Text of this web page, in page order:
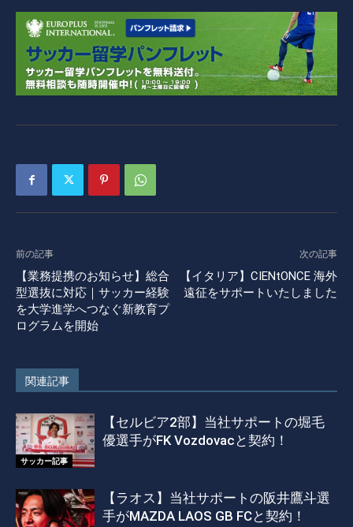
前の記事
【業務提携のお知らせ】総合
型選抜に対応｜サッカー経験
を大学進学へつなぐ新教育プ
ログラムを開始
次の記事
【イタリア】CIENtONCE 海外
遠征をサポートいたしました
関連記事
サッカー記事
【セルビア2部】当社サポートの堀毛
優選手がFK Vozdovacと契約！
【ラオス】当社サポートの阪井鷹斗選
手がMAZDA LAOS GB FCと契約！